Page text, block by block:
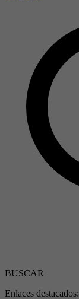
BUSCAR
Enlaces destacados: